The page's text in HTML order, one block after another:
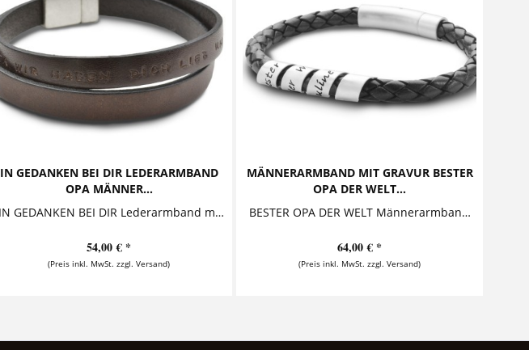
IN GEDANKEN BEI DIR LEDERARMBAND
OPA MÄNNER...
IN GEDANKEN BEI DIR Lederarmband mit Gravur für Opa OPA, WIR HABEN DICH LIEB UND SIND IN GEDANKEN BEI DIR. Dieses moderne Herrenarmband aus Leder ist das perfekte Geschenk um mal...
54,00 € *
(Preis inkl. MwSt. zzgl. Versand)
MÄNNERARMBAND MIT GRAVUR BESTER
OPA DER WELT...
BESTER OPA DER WELT Männerarmband mit Gravur Dieses stylische Herrenarmband ist das perfekte Geschenk für den besten Opa der Welt! Auf der Schriftrolle, die ein Armband aus dreifach...
64,00 € *
(Preis inkl. MwSt. zzgl. Versand)